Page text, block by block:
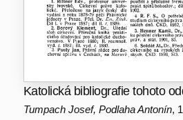
Katolická bibliografie tohoto
Tumpach Josef, Podlaha Antonín,